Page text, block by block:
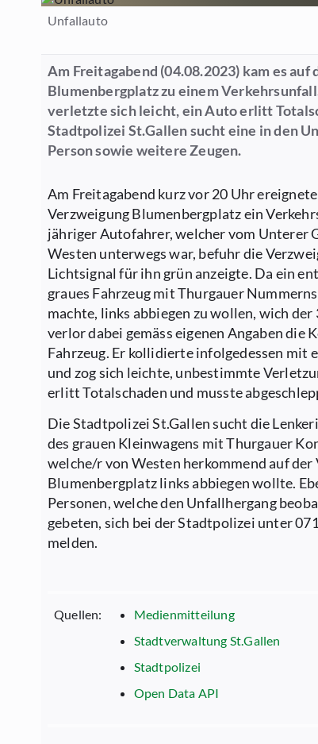
Unfallauto
Am Freitagabend (04.08.2023) kam es auf
Blumenbergplatz zu einem
verletzte sich leicht, ein Auto erlitt
Stadtpolizei St.Gallen sucht eine in den
Person sowie weitere Zeugen.
Am Freitagabend kurz vor 20 Uhr
Verzweigung Blumenbergplatz ein
jähriger Autofahrer, welcher vom Unterer
Westen unterwegs war, befuhr die
Lichtsignal für ihn grün anzeigte. Da ein
graues Fahrzeug mit Thurgauer
machte, links abbiegen zu wollen, wich der
verlor dabei gemäss eigenen Angaben die
Fahrzeug. Er kollidierte infolgedessen mit
und zog sich leichte, unbestimmte
erlitt Totalschaden und musste
Die Stadtpolizei St.Gallen sucht die
des grauen Kleinwagens mit Thurgauer
welche/r von Westen herkommend auf der
Blumenbergplatz links abbiegen wollte.
Personen, welche den Unfallhergang
gebeten, sich bei der Stadtpolizei unter
melden.
Quellen:
Medienmitteilung
Stadtverwaltung St.Gallen
Stadtpolizei
Open Data API